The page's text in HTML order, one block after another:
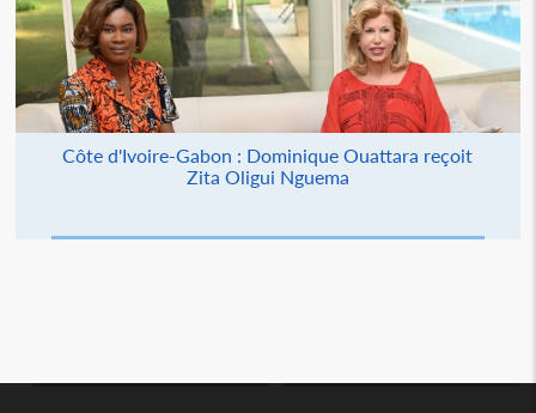
Côte d'Ivoire-Gabon : Dominique Ouattara reçoit
Zita Oligui Nguema